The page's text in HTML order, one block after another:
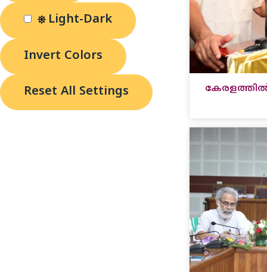
Light-Dark
Invert Colors
Reset All Settings